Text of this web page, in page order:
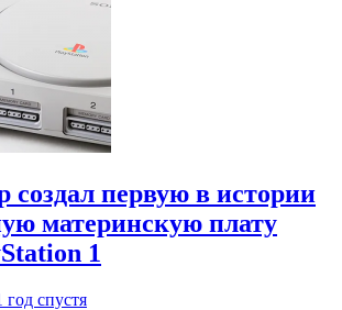
создал первую в истории
материнскую плату
1
год спустя